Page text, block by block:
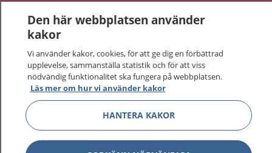
Kontakt
Behandling av personuppgifter
Hantering av kakor
Den här webbplatsen använder
kakor
Vi använder kakor, cookies, för att ge dig en förbättrad
upplevelse, sammanställa statistik och för att viss
nödvändig funktionalitet ska fungera på webbplatsen.
Läs mer om hur vi använder kakor
HANTERA KAKOR